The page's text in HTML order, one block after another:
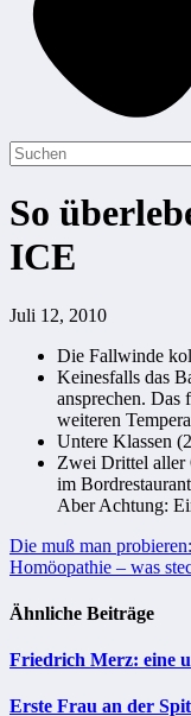
So
ICE
Juli 12, 2010
Die Fallwinde
Keinesfalls das
ansprechen. Das
weiteren
Untere Klassen
Zwei Drittel aller
im
Aber Achtung:
Die muß man
Homöopathie – was
Ähnliche Beiträge
Friedrich Merz: eine
Erste Frau an der